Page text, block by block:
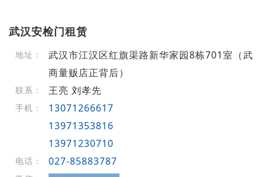
武汉安检门租赁
地址：
武汉市江汉区红旗渠路新华家园8栋701室（武
商量贩店正背后）
联系： 王亮 刘孝先
手机：
13071266617
13971353816
13971230710
电话： 027-85883787